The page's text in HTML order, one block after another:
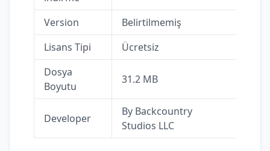
Version
Belirtilmemiş
Lisans Tipi
Ücretsiz
Dosya
Boyutu
31.2 MB
Developer
By Backcountry
Studios LLC